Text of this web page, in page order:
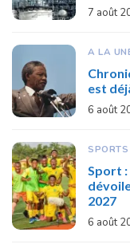
7 août
A LA
est
6 août
SPORTS
Sport
2027
6 août